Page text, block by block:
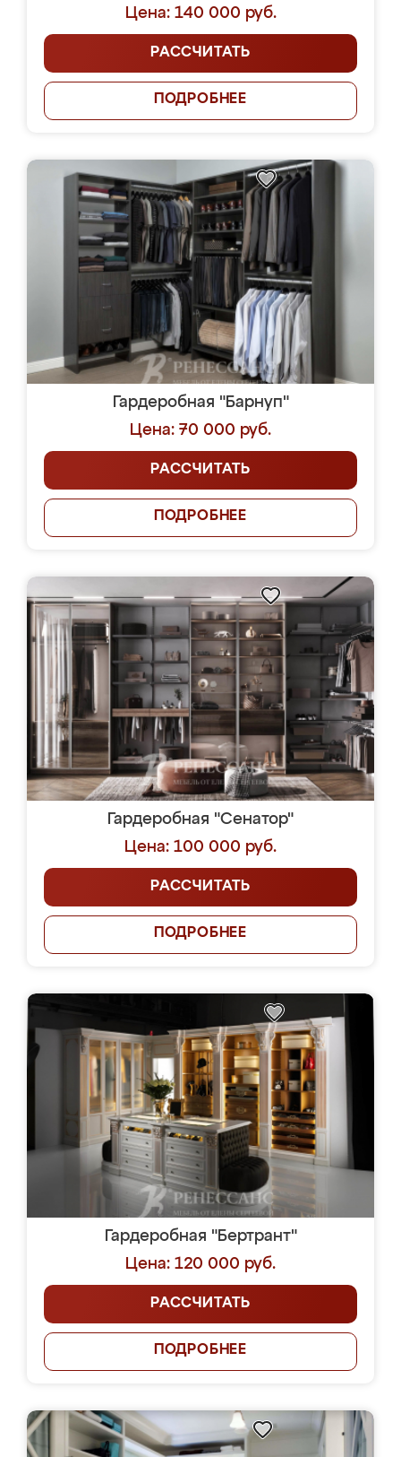
Цена: 140 000 руб.
РАССЧИТАТЬ
ПОДРОБНЕЕ
Гардеробная "Барнуп"
Цена: 70 000 руб.
РАССЧИТАТЬ
ПОДРОБНЕЕ
Гардеробная "Сенатор"
Цена: 100 000 руб.
РАССЧИТАТЬ
ПОДРОБНЕЕ
Гардеробная "Бертрант"
Цена: 120 000 руб.
РАССЧИТАТЬ
ПОДРОБНЕЕ